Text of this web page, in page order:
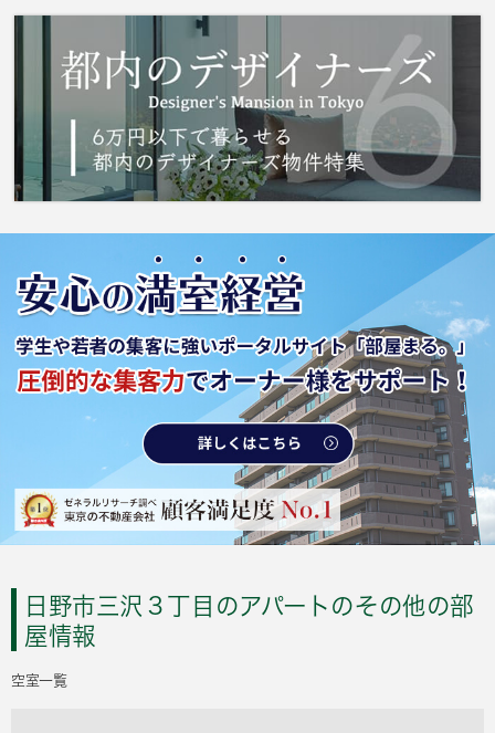
賃貸情報を取り扱っています。知識をあまりお
で、ぜひお部屋探しは当社にお任せ下さい。
日野市三沢３丁目のアパートのその他の部
屋情報
空室一覧